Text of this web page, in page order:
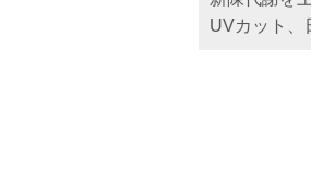
UVカット、